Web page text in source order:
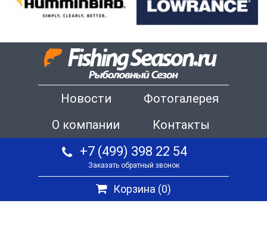
Новости
Фотогалерея
О компании
Контакты
+7 (499) 398 22 54
Заказать обратный звонок
Корзина (0)